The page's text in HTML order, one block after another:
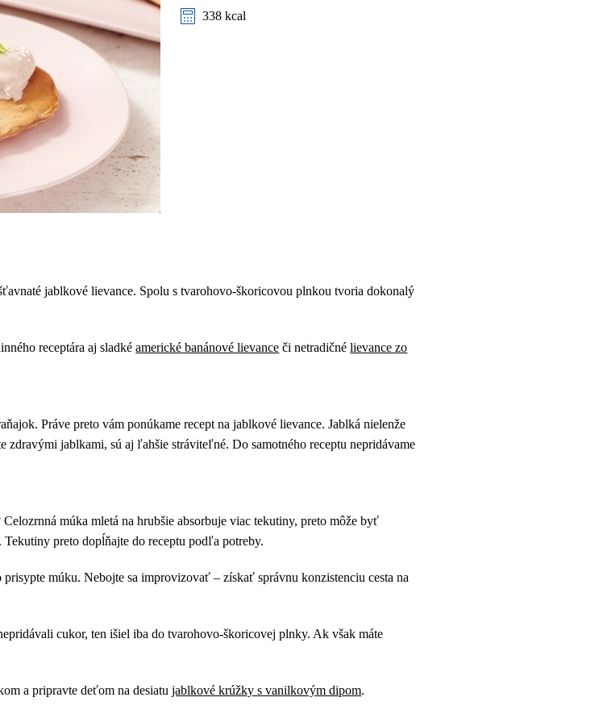
338 kcal
jablkové lievance. Spolu s tvarohovo-škoricovou plnkou tvoria dokonalý
receptára aj sladkéamerické banánové lievance či netradičnélievance zo
Práve preto vám ponúkame recept na jablkové lievance. Jablká nielenže
jablkami, sú aj ľahšie stráviteľné. Do samotného receptu nepridávame
múka mletá na hrubšie absorbuje viac tekutiny, preto môže byť
preto dopĺňajte do receptu podľa potreby.
múku. Nebojte sa improvizovať – získať správnu konzistenciu cesta na
cukor, ten išiel iba do tvarohovo-škoricovej plnky. Ak však máte
a pripravte deťom na desiatujablkové krúžky s vanilkovým dipom.